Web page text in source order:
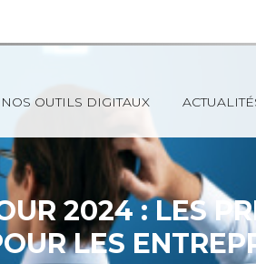
NOS OUTILS DIGITAUX
2024 : LES
LES